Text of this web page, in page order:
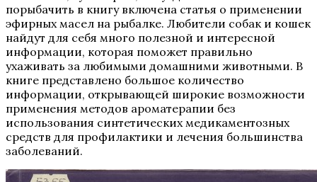
порыбачить в книгу включена статья о применении
эфирных масел на рыбалке. Любители собак и кошек
найдут для себя много полезной и интересной
информации, которая поможет правильно
ухаживать за любимыми домашними животными. В
книге представлено большое количество
информации, открывающей широкие возможности
применения методов ароматерапии без
использования синтетических медикаментозных
средств для профилактики и лечения большинства
заболеваний.